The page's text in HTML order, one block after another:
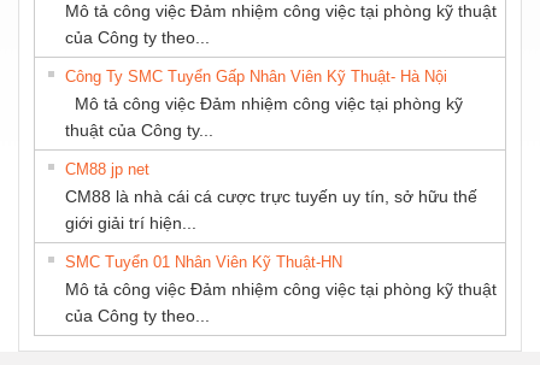
Mô tả công việc Đảm nhiệm công việc tại phòng kỹ thuật
của Công ty theo...
Công Ty SMC Tuyển Gấp Nhân Viên Kỹ Thuật- Hà Nội
Mô tả công việc Đảm nhiệm công việc tại phòng kỹ
thuật của Công ty...
CM88 jp net
CM88 là nhà cái cá cược trực tuyến uy tín, sở hữu thế
giới giải trí hiện...
SMC Tuyển 01 Nhân Viên Kỹ Thuật-HN
Mô tả công việc Đảm nhiệm công việc tại phòng kỹ thuật
của Công ty theo...